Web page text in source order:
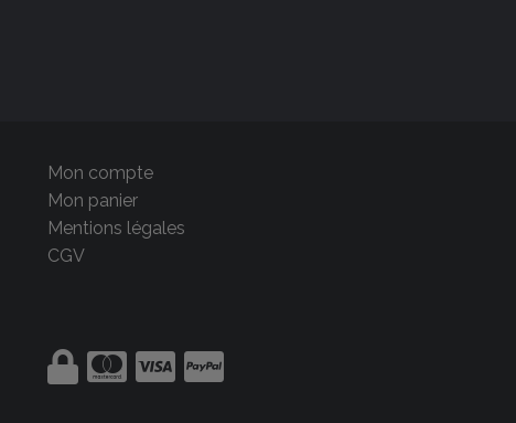
Mon compte
Mon panier
Mentions légales
CGV